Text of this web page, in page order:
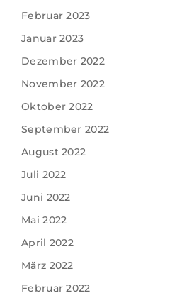
Februar 2023
Januar 2023
Dezember 2022
November 2022
Oktober 2022
September 2022
August 2022
Juli 2022
Juni 2022
Mai 2022
April 2022
März 2022
Februar 2022